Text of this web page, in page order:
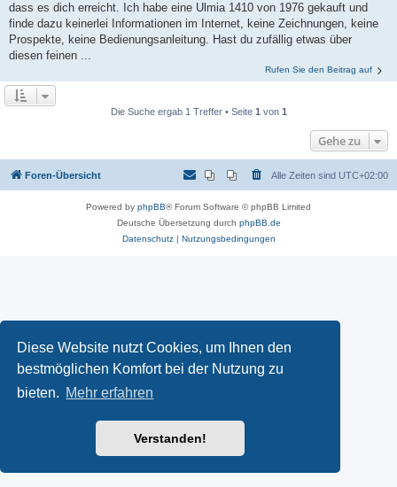
Diese Website nutzt Cookies, um Ihnen den
bestmöglichen Komfort bei der Nutzung zu
bieten. Mehr erfahren
Verstanden!
dass es dich erreicht. Ich habe eine Ulmia 1410 von 1976 gekauft und
finde dazu keinerlei Informationen im Internet, keine Zeichnungen, keine
Prospekte, keine Bedienungsanleitung. Hast du zufällig etwas über
diesen feinen ...
Rufen Sie den Beitrag auf
Die Suche ergab 1 Treffer • Seite 1 von 1
Gehe zu
Foren-Übersicht Alle Zeiten sind UTC+02:00
Powered by phpBB® Forum Software © phpBB Limited
Deutsche Übersetzung durch phpBB.de
Datenschutz| Nutzungsbedingungen